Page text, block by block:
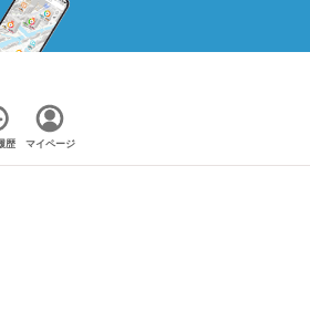
歴 マイページ